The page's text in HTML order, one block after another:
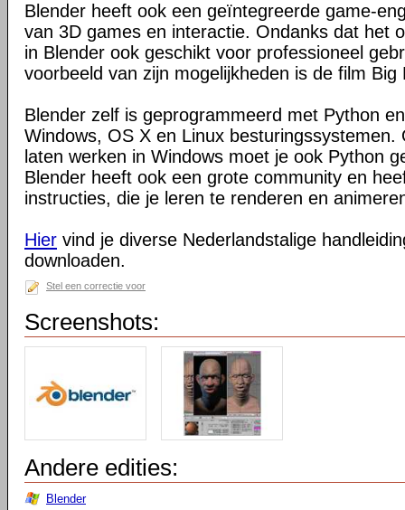
Blender heeft ook een geïntegreerde game-
van 3D games en interactie. Ondanks dat het
in Blender ook geschikt voor professioneel
voorbeeld van zijn mogelijkheden is de film Big
Blender zelf is geprogrammeerd met Python
Windows, OS X en Linux besturingssystemen.
laten werken in Windows moet je ook Python
Blender heeft ook een grote community en
instructies, die je leren te renderen en
Hier vind je diverse Nederlandstalige
downloaden.
Stel een correctie voor
Screenshots:
Andere edities:
Blender